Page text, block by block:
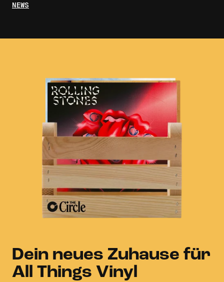
NEWS
Dein neues Zuhause für
All Things Vinyl